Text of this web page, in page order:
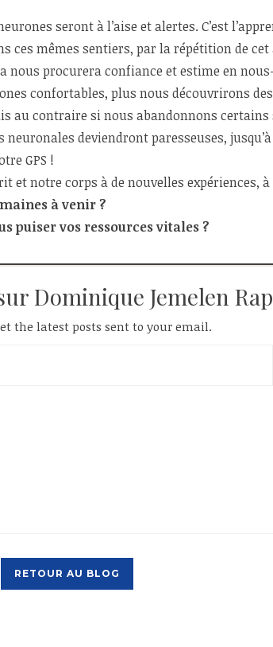
seront à l’aise et alertes. C’est
ces mêmes sentiers, par la répétition de
nous procurera confiance et estime en
confortables, plus nous découvrirons
au contraire si nous abandonnons
deviendront paresseuses,
GPS !
et notre corps à de nouvelles expériences,
à venir ?
puiser vos ressources vitales ?
Dominique Jemelen
the latest posts sent to your email.
RETOUR AU BLOG